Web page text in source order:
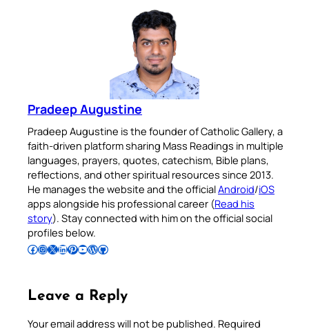
Pradeep Augustine
Pradeep Augustine is the founder of Catholic Gallery, a
faith-driven platform sharing Mass Readings in multiple
languages, prayers, quotes, catechism, Bible plans,
reflections, and other spiritual resources since 2013.
He manages the website and the officialAndroid/iOS
apps alongside his professional career (Read his
story). Stay connected with him on the official social
profiles below.
Follow Pradeep on Facebook Follow Pradeep on InstagramFollow Pradeep on X Follow Pradeep on LinkedIn Follow Pradeep on Pinterest Subscribe to Pradeep’s Youtube Channel Follow Pradeep on WordPress Follow Pradeep on GitHub
Leave a Reply
Your email address will not be published. Required